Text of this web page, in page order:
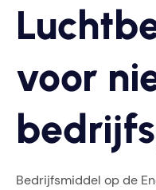
voor
Bedrijfsmiddel op de